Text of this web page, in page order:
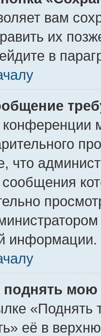
вам
их
в
что
сообщения
информации.
поднять мою
«Поднять
её в